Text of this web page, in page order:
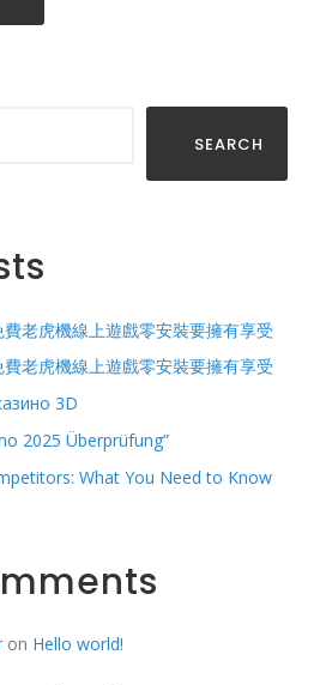
SEARCH
老虎機線上遊戲零安裝要擁有享受
老虎機線上遊戲零安裝要擁有享受
3D
2025 Überprüfung”
What You Need to Know
on Hello world!